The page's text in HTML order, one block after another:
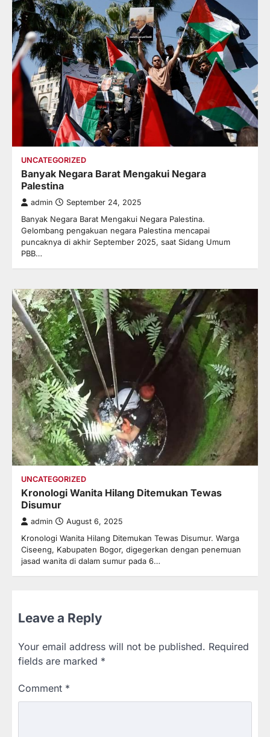
UNCATEGORIZED
Banyak Negara Barat Mengakui Negara
Palestina
admin September 24, 2025
Banyak Negara Barat Mengakui Negara Palestina.
Gelombang pengakuan negara Palestina mencapai
puncaknya di akhir September 2025, saat Sidang Umum
PBB…
UNCATEGORIZED
Kronologi Wanita Hilang Ditemukan Tewas
Disumur
admin August 6, 2025
Kronologi Wanita Hilang Ditemukan Tewas Disumur. Warga
Ciseeng, Kabupaten Bogor, digegerkan dengan penemuan
jasad wanita di dalam sumur pada 6…
Leave a Reply
Your email address will not be published. Required
fields are marked *
Comment *